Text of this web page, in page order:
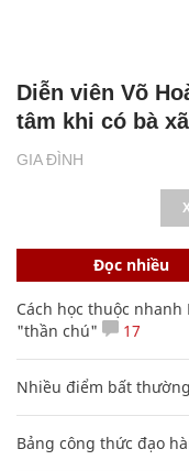
GIA ĐÌNH
Diễn viên Võ
tâm khi có bà
Đọc nhiều
Cách học thuộc
"thần chú"
17
Nhiều điểm bất
Bảng công thức đạo